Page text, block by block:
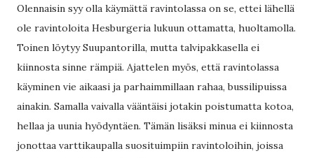
Olennaisin syy olla käymättä ravintolassa on se, ettei lähellä
ole ravintoloita Hesburgeria lukuun ottamatta, huoltamolla.
Toinen löytyy Suupantorilla, mutta talvipakkasella ei
kiinnosta sinne rämpiä. Ajattelen myös, että ravintolassa
käyminen vie aikaasi ja parhaimmillaan rahaa, bussilipuissa
ainakin. Samalla vaivalla vääntäisi jotakin poistumatta kotoa,
hellaa ja uunia hyödyntäen. Tämän lisäksi minua ei kiinnosta
jonottaa varttikaupalla suosituimpiin ravintoloihin, joissa